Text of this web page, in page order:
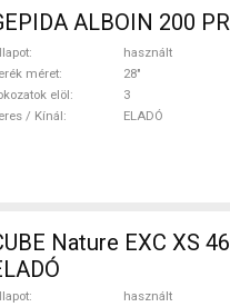
ALBOIN 200
használt
méret
28"
elöl
3
/ Kínál
ELADÓ
Nature EXC XS
használt